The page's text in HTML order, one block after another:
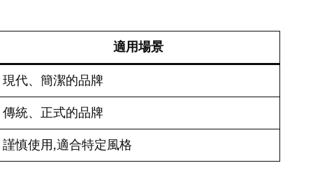
適用場景
現代、簡潔的品牌
傳統、正式的品牌
謹慎使用,適合特定風格